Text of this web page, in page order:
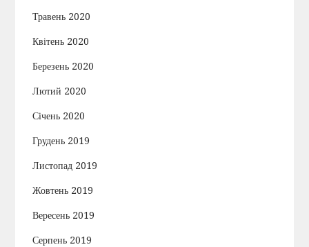
Травень 2020
Квітень 2020
Березень 2020
Лютий 2020
Січень 2020
Грудень 2019
Листопад 2019
Жовтень 2019
Вересень 2019
Серпень 2019